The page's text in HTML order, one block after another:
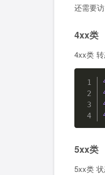
还需要
4xx类
4xx类
5xx类
5xx类